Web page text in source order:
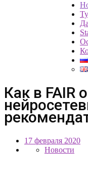
Как в FAIR
17 февраля 2020
Новости